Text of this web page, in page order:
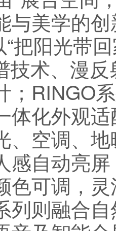
与美学的
把阳光带
技术、漫
；RINGO
体化外观
、空调、
感自动亮
色可调，
列则融合